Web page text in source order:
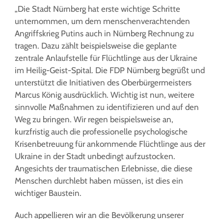
„Die Stadt Nürnberg hat erste wichtige Schritte
unternommen, um dem menschenverachtenden
Angriffskrieg Putins auch in Nürnberg Rechnung zu
tragen. Dazu zählt beispielsweise die geplante
zentrale Anlaufstelle für Flüchtlinge aus der Ukraine
im Heilig-Geist-Spital. Die FDP Nürnberg begrüßt und
unterstützt die Initiativen des Oberbürgermeisters
Marcus König ausdrücklich. Wichtig ist nun, weitere
sinnvolle Maßnahmen zu identifizieren und auf den
Weg zu bringen. Wir regen beispielsweise an,
kurzfristig auch die professionelle psychologische
Krisenbetreuung für ankommende Flüchtlinge aus der
Ukraine in der Stadt unbedingt aufzustocken.
Angesichts der traumatischen Erlebnisse, die diese
Menschen durchlebt haben müssen, ist dies ein
wichtiger Baustein.
Auch appellieren wir an die Bevölkerung unserer